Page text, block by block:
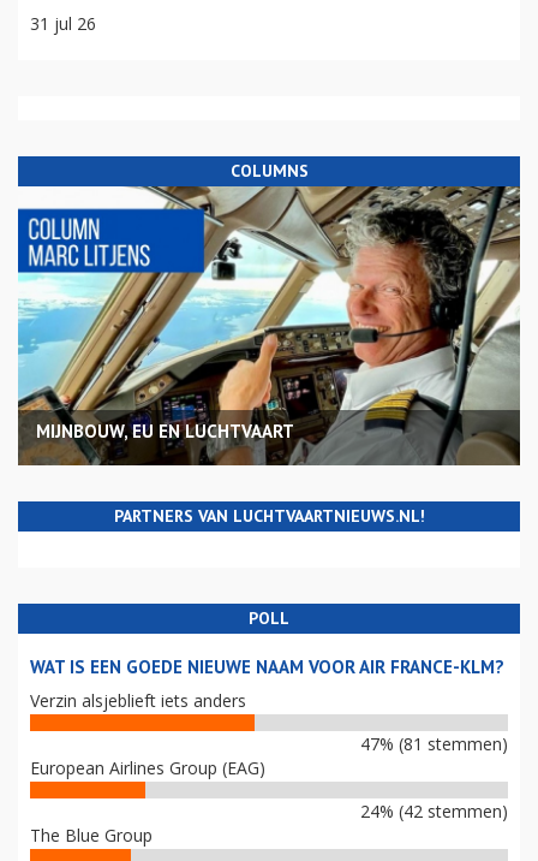
31 jul 26
COLUMNS
MIJNBOUW, EU EN LUCHTVAART
PARTNERS VAN LUCHTVAARTNIEUWS.NL!
POLL
WAT IS EEN GOEDE NIEUWE NAAM VOOR AIR FRANCE-KLM?
Verzin alsjeblieft iets anders
47% (81 stemmen)
European Airlines Group (EAG)
24% (42 stemmen)
The Blue Group